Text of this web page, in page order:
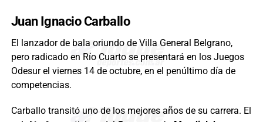
Juan Ignacio Carballo
El lanzador de bala oriundo de Villa General Belgrano,
pero radicado en Río Cuarto se presentará en los Juegos
Odesur el viernes 14 de octubre, en el penúltimo día de
competencias.
Carballo transitó uno de los mejores años de su carrera. El